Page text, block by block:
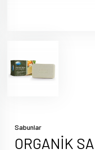
Sabunlar
ORGANİK